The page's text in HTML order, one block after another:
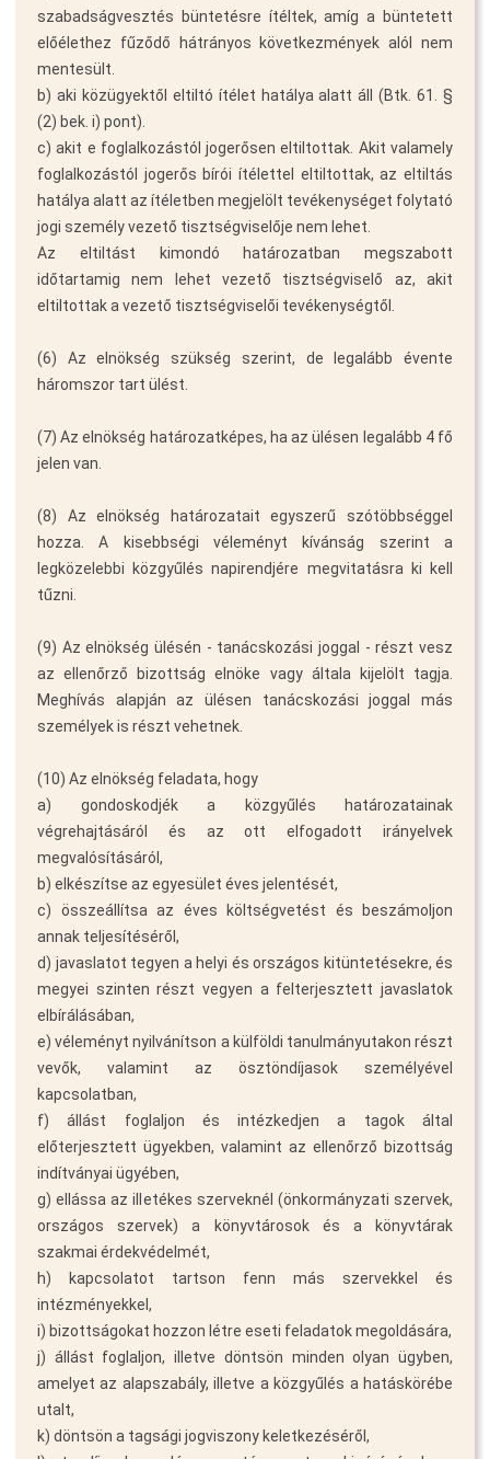
szabadságvesztés büntetésre ítéltek, amíg a büntetett
előélethez fűződő hátrányos következmények alól nem
mentesült.
b) aki közügyektől eltiltó ítélet hatálya alatt áll (Btk. 61. §
(2) bek. i) pont).
c) akit e foglalkozástól jogerősen eltiltottak. Akit valamely
foglalkozástól jogerős bírói ítélettel eltiltottak, az eltiltás
hatálya alatt az ítéletben megjelölt tevékenységet folytató
jogi személy vezető tisztségviselője nem lehet.
Az eltiltást kimondó határozatban megszabott
időtartamig nem lehet vezető tisztségviselő az, akit
eltiltottak a vezető tisztségviselői tevékenységtől.
(6) Az elnökség szükség szerint, de legalább évente
háromszor tart ülést.
(7) Az elnökség határozatképes, ha az ülésen legalább 4 fő
jelen van.
(8) Az elnökség határozatait egyszerű szótöbbséggel
hozza. A kisebbségi véleményt kívánság szerint a
legközelebbi közgyűlés napirendjére megvitatásra ki kell
tűzni.
(9) Az elnökség ülésén - tanácskozási joggal - részt vesz
az ellenőrző bizottság elnöke vagy általa kijelölt tagja.
Meghívás alapján az ülésen tanácskozási joggal más
személyek is részt vehetnek.
(10) Az elnökség feladata, hogy
a) gondoskodjék a közgyűlés határozatainak
végrehajtásáról és az ott elfogadott irányelvek
megvalósításáról,
b) elkészítse az egyesület éves jelentését,
c) összeállítsa az éves költségvetést és beszámoljon
annak teljesítéséről,
d) javaslatot tegyen a helyi és országos kitüntetésekre, és
megyei szinten részt vegyen a felterjesztett javaslatok
elbírálásában,
e) véleményt nyilvánítson a külföldi tanulmányutakon részt
vevők, valamint az ösztöndíjasok személyével
kapcsolatban,
f) állást foglaljon és intézkedjen a tagok által
előterjesztett ügyekben, valamint az ellenőrző bizottság
indítványai ügyében,
g) ellássa az illetékes szerveknél (önkormányzati szervek,
országos szervek) a könyvtárosok és a könyvtárak
szakmai érdekvédelmét,
h) kapcsolatot tartson fenn más szervekkel és
intézményekkel,
i) bizottságokat hozzon létre eseti feladatok megoldására,
j) állást foglaljon, illetve döntsön minden olyan ügyben,
amelyet az alapszabály, illetve a közgyűlés a hatáskörébe
utalt,
k) döntsön a tagsági jogviszony keletkezéséről,